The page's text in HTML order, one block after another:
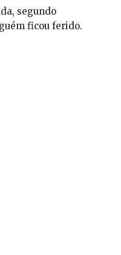
segundo
ficou ferido.